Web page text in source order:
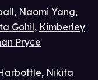
, Naomi Yang,
Gohil, Kimberley
Pryce
, Nikita